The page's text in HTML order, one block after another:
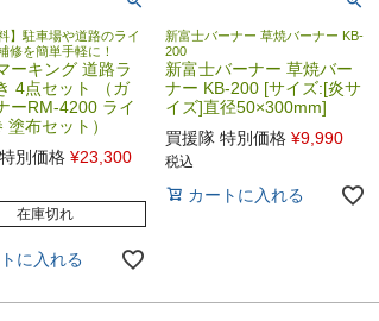
】駐車場や道路のライ
修を簡単手軽に！
ーキング 道路ラ
4点セット （ガ
ーRM-4200 ライ
塗布セット）
別価格 ¥23,300
在庫切れ
に入れる
新富士バーナー 草焼バーナー KB-
200
新富士バーナー 草焼バー
ナー KB-200 [サイズ:[炎サ
イズ]直径50×300mm]
買援隊 特別価格 ¥9,990
税込
カートに入れる